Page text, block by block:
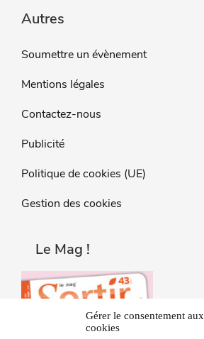
Gérer le consentement aux
cookies
Autres
Soumettre un évènement
Mentions légales
Contactez-nous
Publicité
Politique de cookies (UE)
Gestion des cookies
Le Mag !